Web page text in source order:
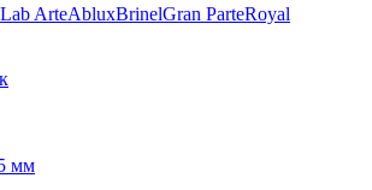
Lab ArteAbluxBrinelGran ParteRoyal
мм